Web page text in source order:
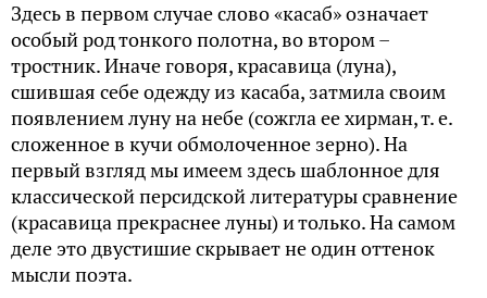
Здесь в первом случае слово «касаб» означает
особый род тонкого полотна, во втором –
тростник. Иначе говоря, красавица (луна),
сшившая себе одежду из касаба, затмила своим
появлением луну на небе (сожгла ее хирман, т. е.
сложенное в кучи обмолоченное зерно). На
первый взгляд мы имеем здесь шаблонное для
классической персидской литературы сравнение
(красавица прекраснее луны) и только. На самом
деле это двустишие скрывает не один оттенок
мысли поэта.